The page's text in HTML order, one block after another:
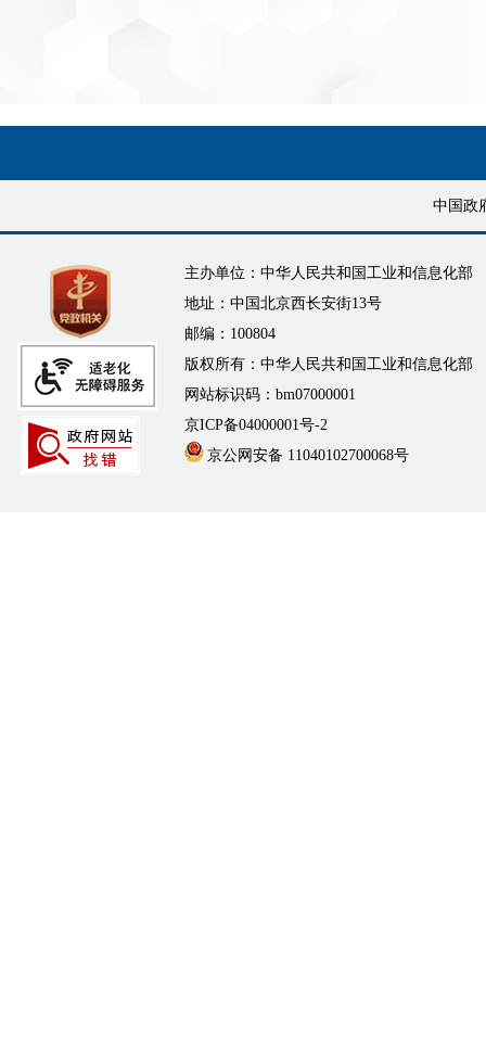
中国政
主办单位：中华人民共和国工业和信息化部
地址：中国北京西长安街13号
邮编：100804
版权所有：中华人民共和国工业和信息化部
网站标识码：bm07000001
京ICP备04000001号-2
京公网安备 11040102700068号